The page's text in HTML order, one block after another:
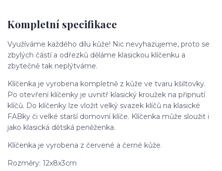
Kompletní specifikace
Využíváme každého dílu kůže! Nic nevyhazujeme, proto se
zbylých částí a odřezků děláme klasickou klíčenku a
zbytečně tak neplýtváme.
Klíčenka je vyrobena kompletně z kůže ve tvaru kšiltovky.
Po otevření klíčenky je uvnitř klasický kroužek na připnutí
klíčů. Do klíčenky lze vložit velký svazek klíčů na klasické
FABky či velké starší domovní klíče. Klíčenka může sloužit i
jako klasická dětská peněženka.
Klíčenka je vyrobena z červené a černé kůže.
Rozměry: 12x8x3cm